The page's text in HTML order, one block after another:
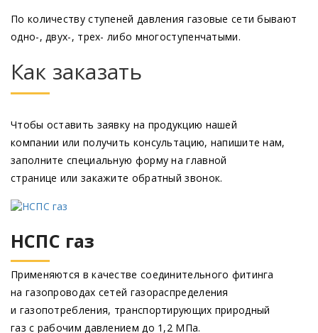
По количеству ступеней давления газовые сети бывают
одно-, двух-, трех- либо многоступенчатыми.
Как заказать
Чтобы оставить заявку на продукцию нашей
компании или получить консультацию, напишите нам,
заполните специальную форму на главной
странице или закажите обратный звонок.
НСПС газ
Применяются в качестве соединительного фитинга
на газопроводах сетей газораспределения
и газопотребления, транспортирующих природный
газ с рабочим давлением до 1,2 МПа.